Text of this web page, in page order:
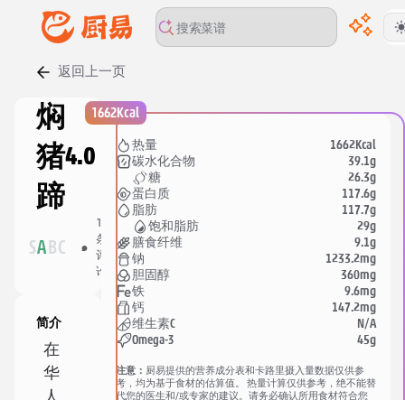
返回上一页
焖
猪
蹄
4.0
SA BC
11
条
评
论
28
人
收
藏
简介
在
华
1662Kcal
热量 1662Kcal
碳水化合物 39.1g
糖 26.3g
蛋白质 117.6g
脂肪 117.7g
饱和脂肪 29g
膳食纤维 9.1g
钠 1233.2mg
胆固醇 360mg
铁 9.6mg
钙 147.2mg
维生素C N/A
Omega-3 45g
注意： 厨易提供的营养成分表和卡路里摄入量数据仅供参
考，均为基于食材的估算值。 热量计算仅供参考，绝不能替
代您的医生和/或专家的建议。请务必确认所用食材符合您